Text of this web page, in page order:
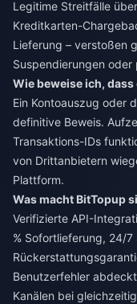
Legitime Streitfälle
Kreditkarten-
Lieferung – verstoßen
Suspendierungen oder
Wie beweise ich,
Ein Kontoauszug oder
definitive Beweis.
Transaktions-IDs
von Drittanbietern
Plattform.
Was macht BitTopup
Verifizierte API-
% Sofortlieferung, 24/
Benutzerfehler
Kanälen bei